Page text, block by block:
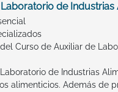
de Industrias
del Curso de Auxiliar de
de Industrias
alimenticios. Además de